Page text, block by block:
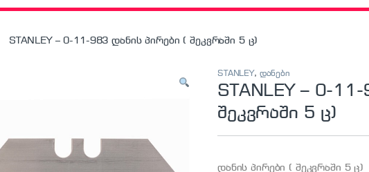
STANLEY – 0-11-983 დანის პირები ( შეკვრაში 5 ც)
STANLEY, დანები
STANLEY – 0-
შეკვრაში 5 ც)
დანის პირები ( შეკვრაში 5 ც)